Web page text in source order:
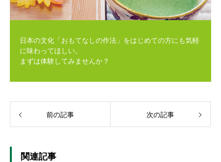
日本の文化「おもてなしの作法」をはじめての方にも気軽
に味わってほしい。
まずは体験してみませんか？
前の記事 次の記事
関連記事